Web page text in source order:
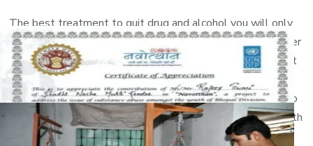
The best treatment to quit drug and alcohol you will only
get here in our deaddiction center. Our Rehabilitation center
is one of the best rehab in all over MP. A lot of people get
benefited by Shuddhi deaddiction center in Bhopal and we
are very happy to share with you the news that the idea to
make the society addiction free was successful by your faith
you have on us. Deaddiction center Maihar and deaddiction